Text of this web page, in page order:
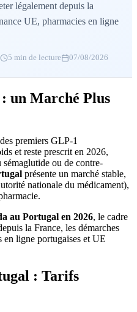
légalement depuis la
UE, pharmacies en ligne
5 min de lecture 07/08/2026
un Marché Plus
premiers GLP-1
et reste prescrit en 2026,
sémaglutide ou de contre-
présente un marché stable,
nationale du médicament),
au Portugal en 2026, le cadre
la France, les démarches
en ligne portugaises et UE
: Tarifs